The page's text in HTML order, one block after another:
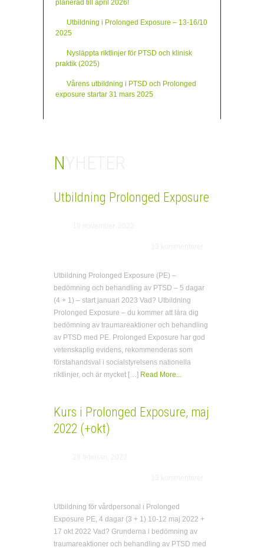
VÅRA PSYKOLOGER
NYHETER
planerad till april 2026!
Utbildning i Prolonged Exposure – 13-16/10
2025
Nysläppta riktlinjer för PTSD och klinisk
praktik (2025)
Vårens utbildning i PTSD och Prolonged
exposure startar 31 mars 2025
Utbildning Prolonged Exposure
Utbildning Prolonged Exposure (PE) –
bedömning och behandling av PTSD – 5 dagar
(4 + 1) – start januari 2023 Vad? Utbildning
Prolonged Exposure – du kommer att lära dig
bedömning av traumareaktioner och behandling
av PTSD med PE. Prolonged Exposure har god
vetenskaplig evidens, rekommenderas som
förstahandsval i socialstyrelsens nationella
riktlinjer, och är mycket […] Read More...
Kurs i Prolonged Exposure, maj
2022 (+okt)
Utbildning för vårdpersonal i Prolonged
Exposure PE, 4 dagar (3 + 1) 10-12 maj 2022 +
17 okt 2022 Vad? Grunderna i bedömning av
traumareaktioner och behandling av PTSD med